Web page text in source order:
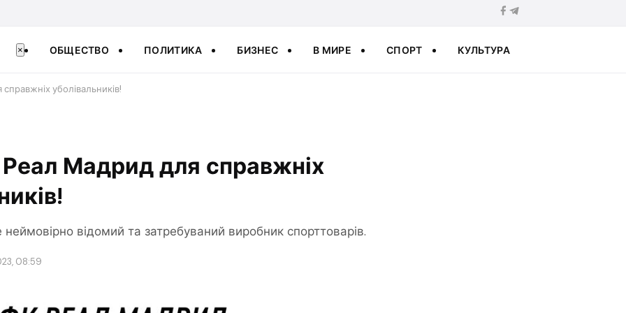
× ОБЩЕСТВО ПОЛИТИКА БИЗНЕС В МИРЕ СПОРТ КУЛЬТУРА
уболівальників!
Мадрид для справжніх
відомий та затребуваний виробник спорттоварів.
08:59